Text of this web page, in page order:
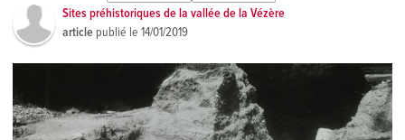
Sites préhistoriques de la vallée de la Vézère
article publié le14/01/2019